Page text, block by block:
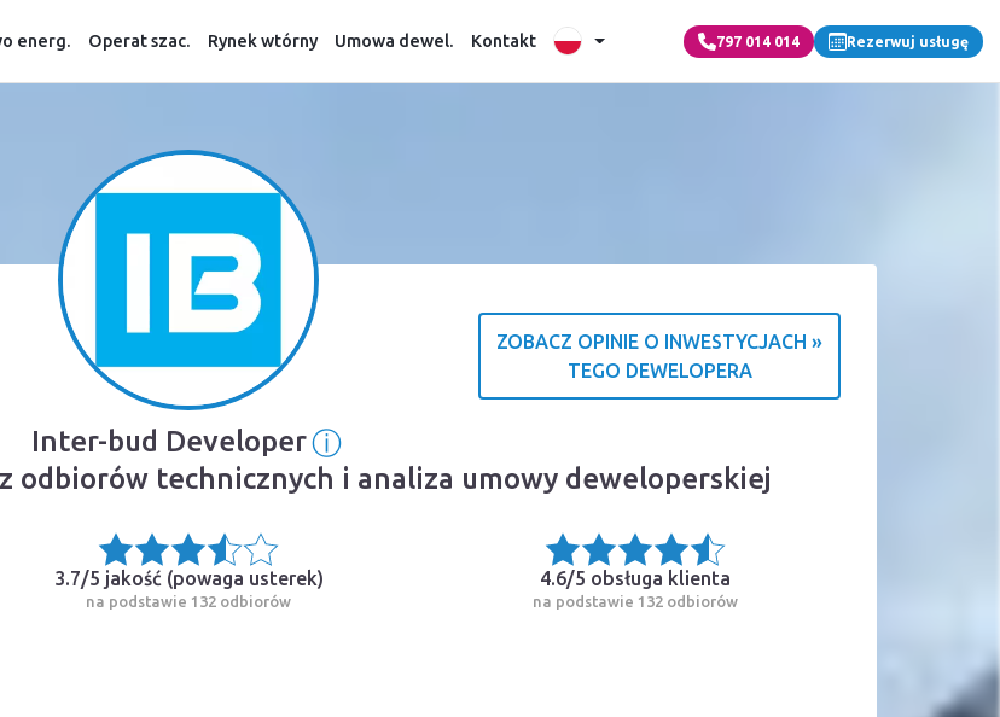
energ. Operat szac. Rynek wtórny Umowa dewel. Kontakt 797 014 014 Rezerwuj usługę
ZOBACZ OPINIE O INWESTYCJACH »
TEGO DEWELOPERA
Inter-bud DeveloperⓘInformacja o źródle ocen
odbiorów technicznych i analiza umowy deweloperskiej
3.7/5 jakość (powaga usterek)
na podstawie 132 odbiorów
4.6/5 obsługa klienta
na podstawie 132 odbiorów